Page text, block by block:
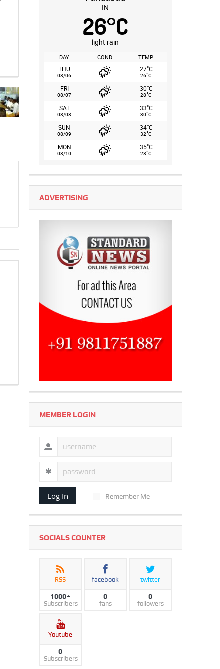
IN
26°C
light rain
DAY COND. TEMP.
THU
08/06
27°C
26°C
FRI
08/07
30°C
28°C
SAT
08/08
33°C
30°C
SUN
08/09
34°C
32°C
MON
08/10
35°C
28°C
ADVERTISING
MEMBER LOGIN
Log In Remember Me
SOCIALS COUNTER
RSS
1000+
Subscribers
facebook
0
fans
twitter
0
followers
Youtube
0
Subscribers